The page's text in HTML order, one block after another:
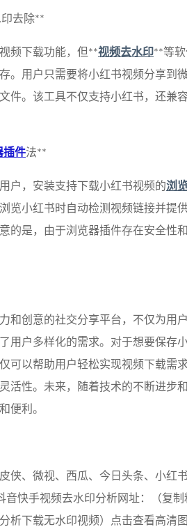
去除**
频下载功能，但**视频去水印**等
。用户只需要将小红书视频分享到
件。该工具不仅支持小红书，还兼
插件法**
户，安装支持下载小红书视频的浏
览小红书时自动检测视频链接并提
的是，由于浏览器插件存在安全性
和创意的社交分享平台，不仅为用
用户多样化的需求。对于想要保存
可以帮助用户轻松实现视频下载需
活性。未来，随着技术的不断进步
便利。
侠、微视、西瓜、今日头条、小红
快手视频去水印分析网址：（复
析下载无水印视频）点击查看高清图